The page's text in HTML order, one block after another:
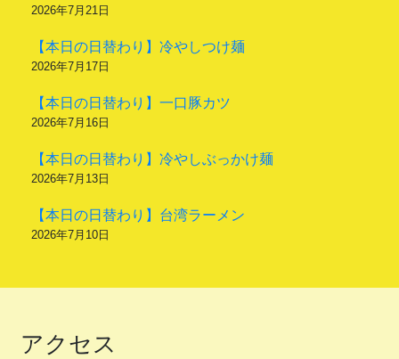
2026年7月21日
【本日の日替わり】冷やしつけ麺
2026年7月17日
【本日の日替わり】一口豚カツ
2026年7月16日
【本日の日替わり】冷やしぶっかけ麺
2026年7月13日
【本日の日替わり】台湾ラーメン
2026年7月10日
アクセス